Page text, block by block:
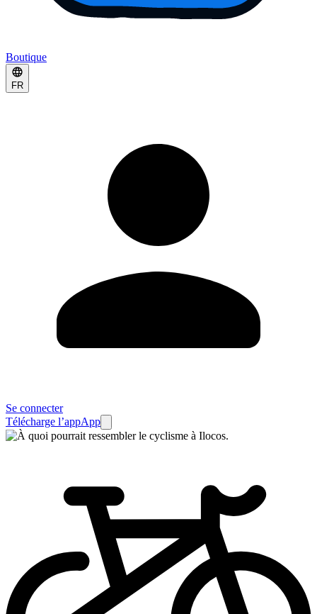
Boutique
FR
Se connecter
Télécharge l’appApp